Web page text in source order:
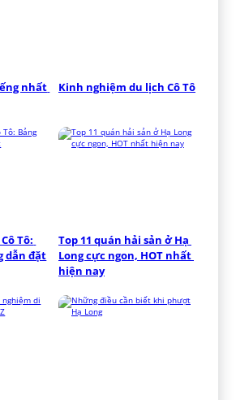
nhất
Kinh nghiệm du lịch Cô Tô
Tô:
dẫn đặt
Top 11 quán hải sản ở Hạ
Long cực ngon, HOT nhất
hiện nay